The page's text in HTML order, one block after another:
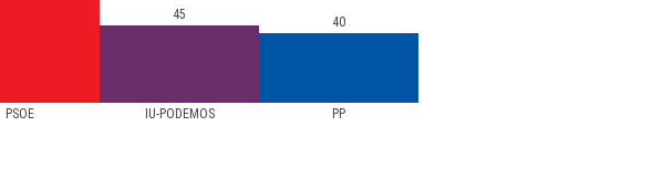
PSOE IU-PODEMOS PP
45 40